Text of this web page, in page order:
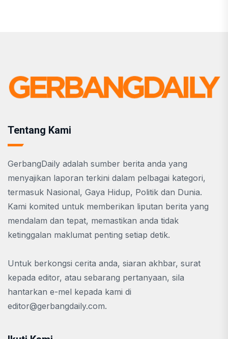
Tentang Kami
GerbangDaily adalah sumber berita anda yang
menyajikan laporan terkini dalam pelbagai kategori,
termasuk Nasional, Gaya Hidup, Politik dan Dunia.
Kami komited untuk memberikan liputan berita yang
mendalam dan tepat, memastikan anda tidak
ketinggalan maklumat penting setiap detik.
Untuk berkongsi cerita anda, siaran akhbar, surat
kepada editor, atau sebarang pertanyaan, sila
hantarkan e-mel kepada kami di
editor@gerbangdaily.com.